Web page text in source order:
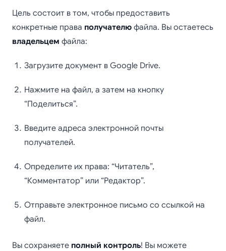
Цель состоит в том, чтобы предоставить
конкретные права получателю файла. Вы остаетесь
владельцем файла:
Загрузите документ в Google Drive.
Нажмите на файл, а затем на кнопку
“Поделиться”.
Введите адреса электронной почты
получателей.
Определите их права: “Читатель”,
“Комментатор” или “Редактор”.
Отправьте электронное письмо со ссылкой на
файл.
Вы сохраняете полный контроль! Вы можете